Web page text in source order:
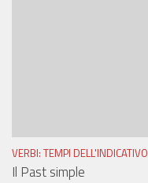
VERBI: TEMPI DELL'INDICATIVO
Il Past simple